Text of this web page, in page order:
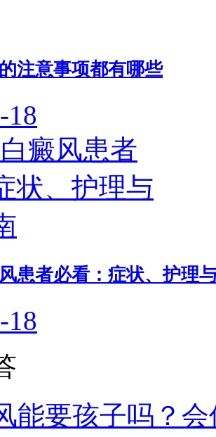
注意事项都有哪些
18
患者必看：症状、护理
18
能要孩子吗？